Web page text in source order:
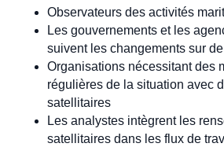
Observateurs des activités
Les gouvernements et les
suivent les changements sur
Organisations nécessitant des
régulières de la situation avec
satellitaires
Les analystes intègrent les
satellitaires dans les flux de